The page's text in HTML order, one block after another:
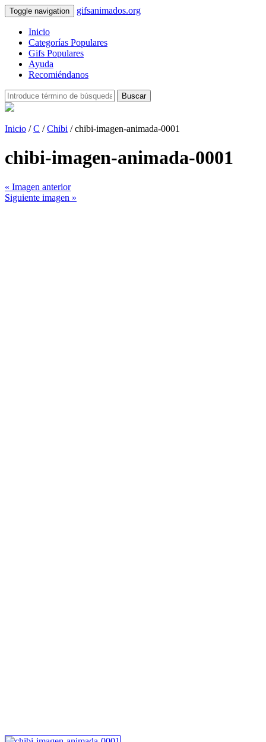
Toggle navigation gifsanimados.org
Inicio
Categorías Populares
Gifs Populares
Ayuda
Recomiéndanos
Buscar
Inicio /C /Chibi / chibi-imagen-animada-0001
chibi-imagen-animada-0001
« Imagen anterior
Siguiente imagen »